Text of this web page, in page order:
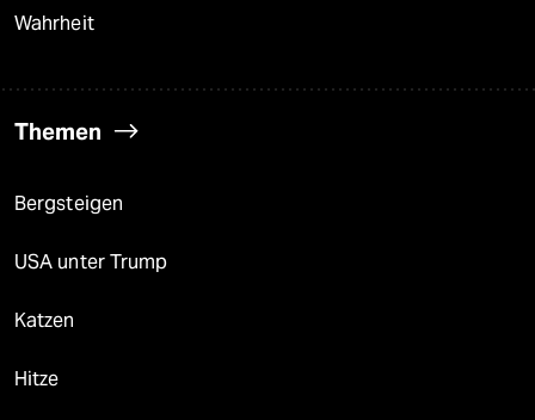
Wahrheit
Themen
Bergsteigen
USA unter Trump
Katzen
Hitze